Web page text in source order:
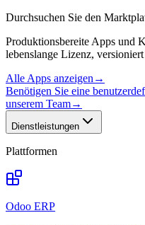
Durchsuchen Sie den
Produktionsbereite Apps und
lebenslange Lizenz, versioniert
Alle Apps anzeigen →
Benötigen Sie eine
unserem Team→
Dienstleistungen
Plattformen
Odoo ERP